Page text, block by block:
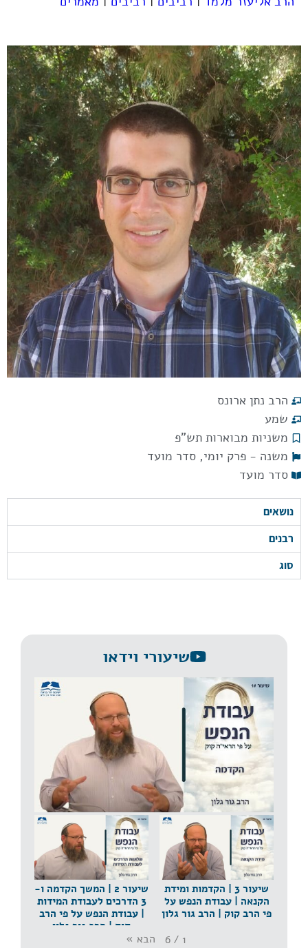
נושאים
רבנים
סוג
שיעורי וידאו
שיעור 1 | הקדמה | עבודת הנפש על פי הרב קוק | הרב
גור גלון
שיעור 2 | המשך הקדמה ו-
3 הדרכים לעבודת המידות
| עבודת הנפש על פי הרב
קוק | הרב גור גלון
שיעור 3 | הקדמות ומידת
הקנאה | עבודת הנפש על
פי הרב קוק | הרב גור גלון
1
/
6 הבא »
הרב נתן ארונס
שמע
משניות מבוארות תש"פ
משנה - פרק יומי, סדר מועד
סדר מועד